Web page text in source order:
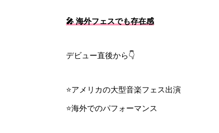
🎤 海外フェスでも存在感
デビュー直後から👇
⭐アメリカの大型音楽フェス出演
⭐海外でのパフォーマンス